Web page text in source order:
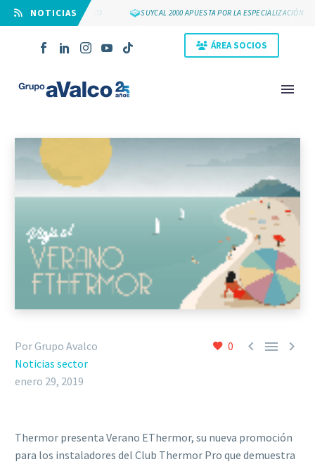
⠀NOTICIAS
25 AÑOS DE GRUPO AVALCO SUYCAL 2000 APUESTA POR LA ESPECIALIZACIÓN
ÁREA SOCIOS
NOVEDAD
0   
Por Grupo Avalco
Noticias sector
enero 29, 2019
Thermor presenta Verano EThermor, su nueva promoción
para los instaladores del Club Thermor Pro que demuestra